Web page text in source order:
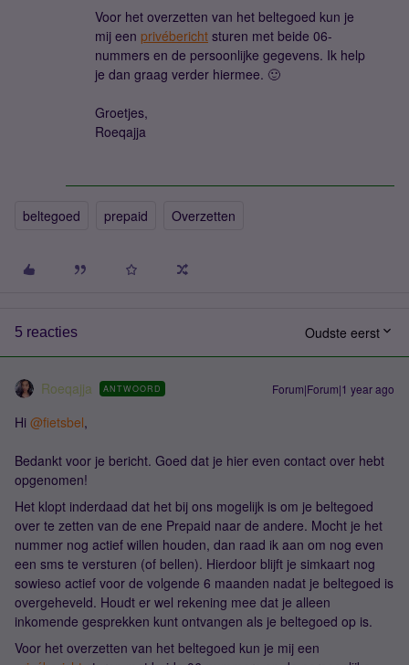
Voor het overzetten van het beltegoed kun je
mij een privébericht sturen met beide 06-
nummers en de persoonlijke gegevens. Ik help
je dan graag verder hiermee. 🙂
Groetjes,
Roeqajja
beltegoed prepaid Overzetten
5 reacties Oudste eerst
Roeqajja ANTWOORD Forum|Forum|1 year ago
Hi ​ @fietsbel,
Bedankt voor je bericht. Goed dat je hier even contact over hebt
opgenomen!
Het klopt inderdaad dat het bij ons mogelijk is om je beltegoed
over te zetten van de ene Prepaid naar de andere. Mocht je het
nummer nog actief willen houden, dan raad ik aan om nog even
een sms te versturen (of bellen). Hierdoor blijft je simkaart nog
sowieso actief voor de volgende 6 maanden nadat je beltegoed is
overgeheveld. Houdt er wel rekening mee dat je alleen
inkomende gesprekken kunt ontvangen als je beltegoed op is.
Voor het overzetten van het beltegoed kun je mij een